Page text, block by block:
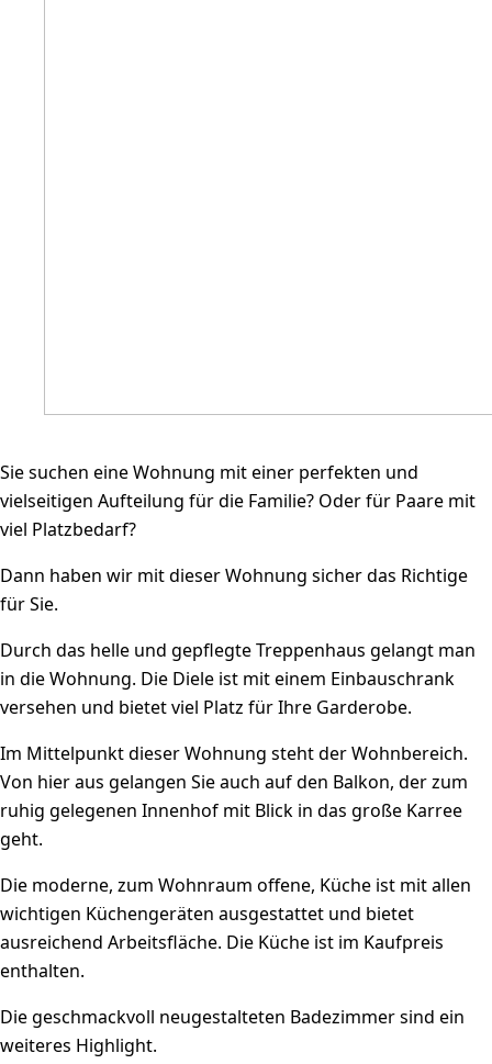
Sie suchen eine Wohnung mit einer perfekten und
vielseitigen Aufteilung für die Familie? Oder für Paare mit
viel Platzbedarf?
Dann haben wir mit dieser Wohnung sicher das Richtige
für Sie.
Durch das helle und gepflegte Treppenhaus gelangt man
in die Wohnung. Die Diele ist mit einem Einbauschrank
versehen und bietet viel Platz für Ihre Garderobe.
Im Mittelpunkt dieser Wohnung steht der Wohnbereich.
Von hier aus gelangen Sie auch auf den Balkon, der zum
ruhig gelegenen Innenhof mit Blick in das große Karree
geht.
Die moderne, zum Wohnraum offene, Küche ist mit allen
wichtigen Küchengeräten ausgestattet und bietet
ausreichend Arbeitsfläche. Die Küche ist im Kaufpreis
enthalten.
Die geschmackvoll neugestalteten Badezimmer sind ein
weiteres Highlight.